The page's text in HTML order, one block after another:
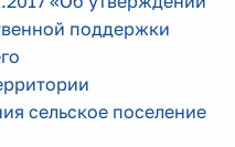
поддержки
сельское поселение